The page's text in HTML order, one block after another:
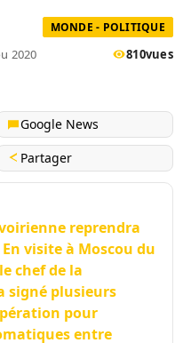
MONDE - POLITIQUE
2020 810vues
Google News
Partager
reprendra
visite à Moscou du
chef de la
signé plusieurs
pour
entre